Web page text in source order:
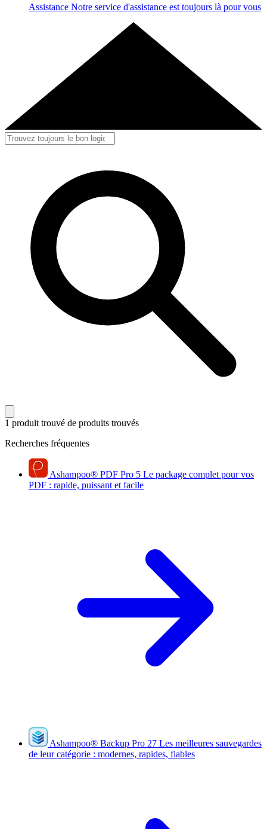
Assistance Notre service d'assistance est toujours là pour vous
1 produit trouvé de produits trouvés
Recherches fréquentes
Ashampoo® PDF Pro 5 Le package complet pour vos
PDF : rapide, puissant et facile
Ashampoo® Backup Pro 27 Les meilleures sauvegardes
de leur catégorie : modernes, rapides, fiables